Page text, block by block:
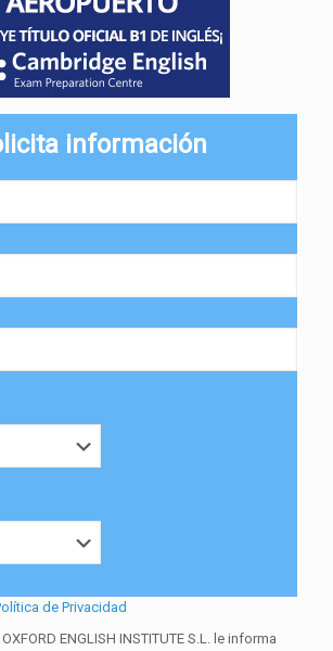
información
de Privacidad
OXFORD ENGLISH INSTITUTE S.L. le informa